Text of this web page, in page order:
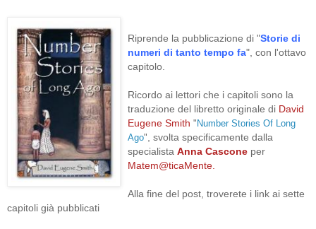
Riprende la pubblicazione di "Storie di
numeri di tanto tempo fa", con l'ottavo
capitolo.
Ricordo ai lettori che i capitoli sono la
traduzione del libretto originale di David
Eugene Smith " Number Stories Of Long
Ago" , svolta specificamente dalla
specialista Anna Cascone per
Matem@ticaMente.
Alla fine del post, troverete i link ai sette
capitoli già pubblicati